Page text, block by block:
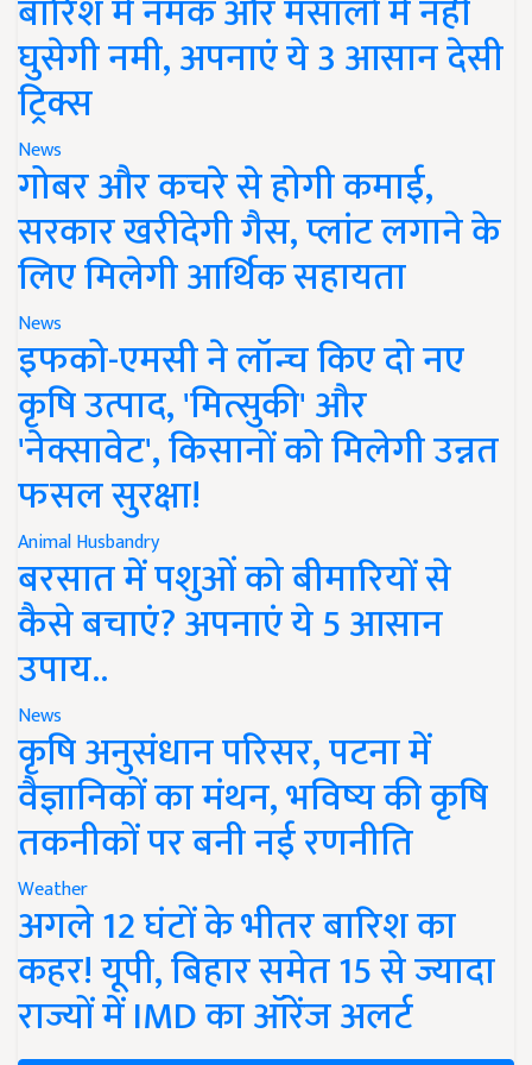
बारिश में नमक और मसालों में नहीं
घुसेगी नमी, अपनाएं ये 3 आसान देसी
ट्रिक्स
News
गोबर और कचरे से होगी कमाई,
सरकार खरीदेगी गैस, प्लांट लगाने के
लिए मिलेगी आर्थिक सहायता
News
इफको-एमसी ने लॉन्च किए दो नए
कृषि उत्पाद, 'मित्सुकी' और
'नेक्सावेट', किसानों को मिलेगी उन्नत
फसल सुरक्षा!
Animal Husbandry
बरसात में पशुओं को बीमारियों से
कैसे बचाएं? अपनाएं ये 5 आसान
उपाय..
News
कृषि अनुसंधान परिसर, पटना में
वैज्ञानिकों का मंथन, भविष्य की कृषि
तकनीकों पर बनी नई रणनीति
Weather
अगले 12 घंटों के भीतर बारिश का
कहर! यूपी, बिहार समेत 15 से ज्यादा
राज्यों में IMD का ऑरेंज अलर्ट